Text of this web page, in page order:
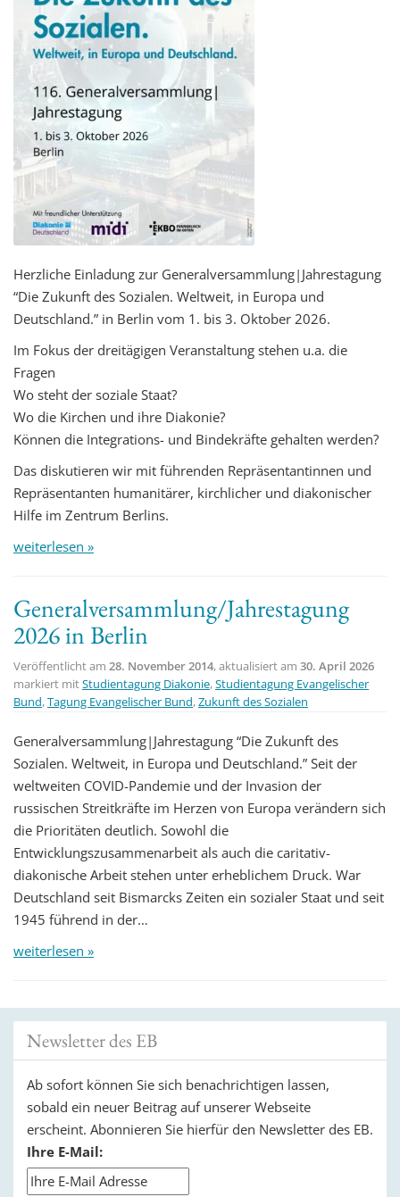
Herzliche Einladung zur Generalversammlung|Jahrestagung
“Die Zukunft des Sozialen. Weltweit, in Europa und
Deutschland.” in Berlin vom 1. bis 3. Oktober 2026.
Im Fokus der dreitägigen Veranstaltung stehen u.a. die
Fragen
Wo steht der soziale Staat?
Wo die Kirchen und ihre Diakonie?
Können die Integrations- und Bindekräfte gehalten werden?
Das diskutieren wir mit führenden Repräsentantinnen und
Repräsentanten humanitärer, kirchlicher und diakonischer
Hilfe im Zentrum Berlins.
weiterlesen »
Generalversammlung/Jahrestagung
2026 in Berlin
Veröffentlicht am 28. November 2014, aktualisiert am 30. April 2026
markiert mitStudientagung Diakonie,Studientagung Evangelischer
Bund,Tagung Evangelischer Bund,Zukunft des Sozialen
Generalversammlung|Jahrestagung “Die Zukunft des
Sozialen. Weltweit, in Europa und Deutschland.” Seit der
weltweiten COVID-Pandemie und der Invasion der
russischen Streitkräfte im Herzen von Europa verändern sich
die Prioritäten deutlich. Sowohl die
Entwicklungszusammenarbeit als auch die caritativ-
diakonische Arbeit stehen unter erheblichem Druck. War
Deutschland seit Bismarcks Zeiten ein sozialer Staat und seit
1945 führend in der…
weiterlesen »
Newsletter des EB
Ab sofort können Sie sich benachrichtigen lassen,
sobald ein neuer Beitrag auf unserer Webseite
erscheint. Abonnieren Sie hierfür den Newsletter des EB.
Ihre E-Mail: